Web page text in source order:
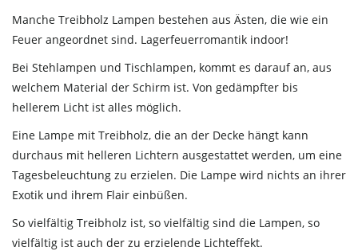
Manche Treibholz Lampen bestehen aus Ästen, die wie ein
Feuer angeordnet sind. Lagerfeuerromantik indoor!
Bei Stehlampen und Tischlampen, kommt es darauf an, aus
welchem Material der Schirm ist. Von gedämpfter bis
hellerem Licht ist alles möglich.
Eine Lampe mit Treibholz, die an der Decke hängt kann
durchaus mit helleren Lichtern ausgestattet werden, um eine
Tagesbeleuchtung zu erzielen. Die Lampe wird nichts an ihrer
Exotik und ihrem Flair einbüßen.
So vielfältig Treibholz ist, so vielfältig sind die Lampen, so
vielfältig ist auch der zu erzielende Lichteffekt.